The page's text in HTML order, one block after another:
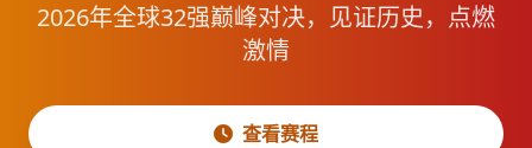
2026年全球32强巅峰对决，见证历史，点燃
激情
查看赛程